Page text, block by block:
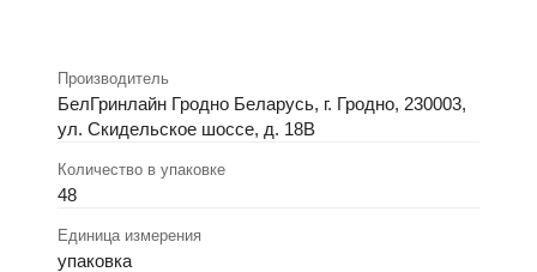
Производитель
БелГринлайн Гродно Беларусь, г. Гродно, 230003,
ул. Скидельское шоссе, д. 18В
Количество в упаковке
48
Единица измерения
упаковка